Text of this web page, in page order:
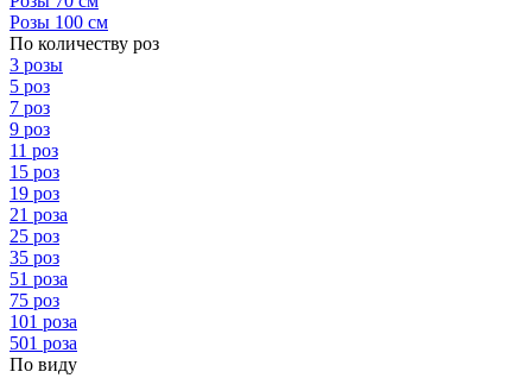
Розы 100 см
По количеству роз
3 розы
5 роз
7 роз
9 роз
11 роз
15 роз
19 роз
21 роза
25 роз
35 роз
51 роза
75 роз
101 роза
501 роза
По виду